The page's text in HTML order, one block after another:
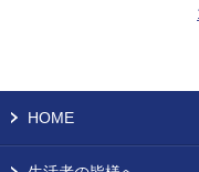
HOME